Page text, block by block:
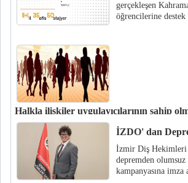
gerçekleşen
öğrencilerine destek
Halkla ilişkiler uygulayıcılarının sahip
İnsanları bilgilendirme, ikna etme ve diğer
ilişkilerde amaca ulaşmak için
İZDO' dan
İzmir Diş Hekimleri
depremden
kampanyasına imza